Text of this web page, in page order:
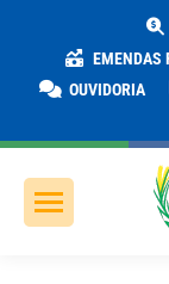
EMENDAS
OUVIDORIA